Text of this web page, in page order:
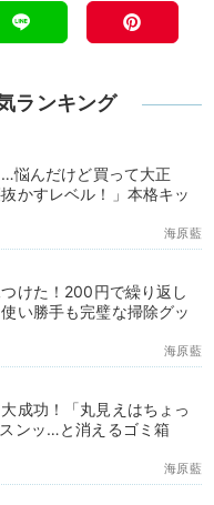
ランキング
悩んだけど買って大正
かすレベル！」本格キッ
海原藍
けた！200円で繰り返し
い勝手も完璧な掃除グッ
海原藍
成功！「丸見えはちょっ
ンッ…と消えるゴミ箱
海原藍